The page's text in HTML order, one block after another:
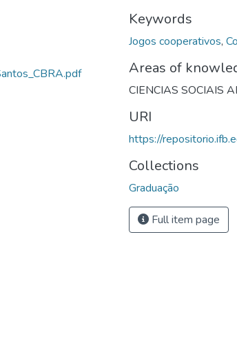
Keywords
Jogos cooperativos,
Areas of
CIENCIAS SOCIAIS
URI
https://
Collections
Graduação
Full item page